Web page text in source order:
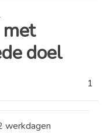
doel
1
werkdagen